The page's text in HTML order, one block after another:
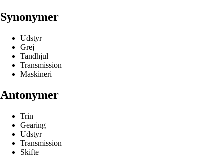
Synonymer
Udstyr
Grej
Tandhjul
Transmission
Maskineri
Antonymer
Trin
Gearing
Udstyr
Transmission
Skifte